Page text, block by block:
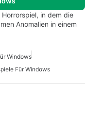
in dem die
Anomalien in einem
Windows
Für Windows